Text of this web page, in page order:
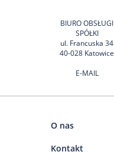
BIURO OBSŁUGI
SPÓŁKI
ul. Francuska 34
40-028 Katowice
E-MAIL
O nas
Kontakt